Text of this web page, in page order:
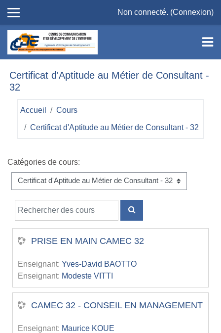
Non connecté. (Connexion)
Certificat d'Aptitude au Métier de Consultant -
32
Accueil Cours
Certificat d'Aptitude au Métier de Consultant - 32
Catégories de cours:
Rechercher des cours
RECHERCHER DES
PRISE EN MAIN CAMEC 32
Enseignant: Yves-David BAOTTO
Enseignant: Modeste VITTI
CAMEC 32 - CONSEIL EN MANAGEMENT
Enseignant: Maurice KOUE